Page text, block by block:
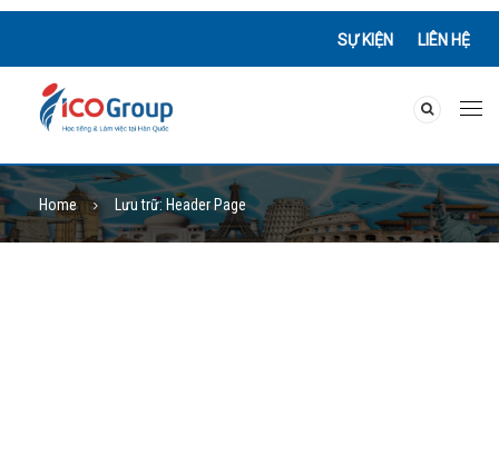
SỰ KIỆN LIÊN HỆ
Home Lưu trữ: Header Page